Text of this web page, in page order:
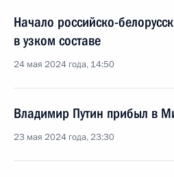
Начало российско-
в узком составе
24 мая 2024 года, 14:50
Владимир Путин прибыл в
23 мая 2024 года, 23:30